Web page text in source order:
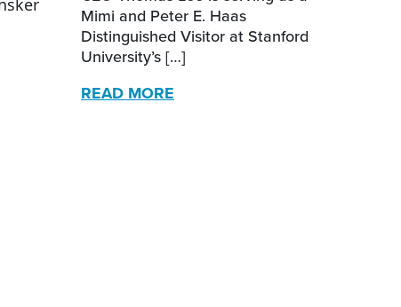
Mimi and Peter E. Haas
Distinguished Visitor at Stanford
University’s […]
READ MORE